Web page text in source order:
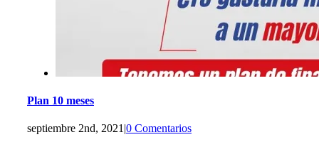
Plan 10 meses
septiembre 2nd, 2021 |0 Comentarios